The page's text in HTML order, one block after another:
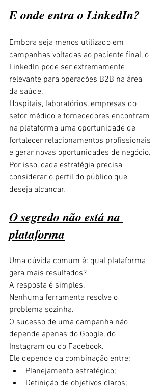
E onde entra o LinkedIn?
Embora seja menos utilizado em
campanhas voltadas ao paciente final, o
LinkedIn pode ser extremamente
relevante para operações B2B na área
da saúde.
Hospitais, laboratórios, empresas do
setor médico e fornecedores encontram
na plataforma uma oportunidade de
fortalecer relacionamentos profissionais
e gerar novas oportunidades de negócio.
Por isso, cada estratégia precisa
considerar o perfil do público que
deseja alcançar.
O segredo não está na
plataforma
Uma dúvida comum é: qual plataforma
gera mais resultados?
A resposta é simples.
Nenhuma ferramenta resolve o
problema sozinha.
O sucesso de uma campanha não
depende apenas do Google, do
Instagram ou do Facebook.
Ele depende da combinação entre:
Planejamento estratégico;
Definição de objetivos claros;